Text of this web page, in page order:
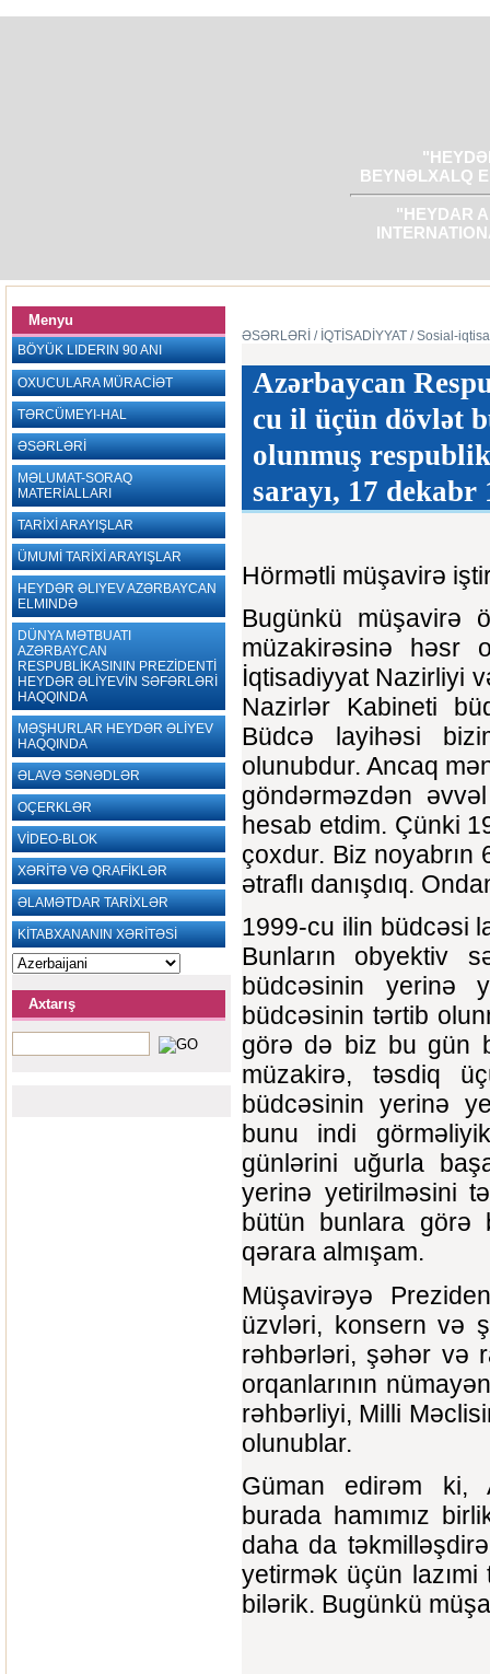
BEYNƏLXALQ
"HEYDAR
Menyu
BÖYÜK LIDERIN 90 ANI
OXUCULARA MÜRACİƏT
TƏRCÜMEYI-HAL
ƏSƏRLƏRİ
MƏLUMAT-SORAQ
MATERİALLARI
TARİXİ ARAYIŞLAR
ÜMUMİ TARİXİ ARAYIŞLAR
HEYDƏR ƏLIYEV AZƏRBAYCAN
ELMINDƏ
DÜNYA MƏTBUATI
AZƏRBAYCAN
RESPUBLİKASININ PREZİDENTİ
HEYDƏR ƏLİYEVİN SƏFƏRLƏRİ
HAQQINDA
MƏŞHURLAR HEYDƏR ƏLİYEV
HAQQINDA
ƏLAVƏ SƏNƏDLƏR
OÇERKLƏR
VİDEO-BLOK
XƏRİTƏ VƏ QRAFİKLƏR
ƏLAMƏTDAR TARİXLƏR
KİTABXANANIN XƏRİTƏSİ
Axtarış
ƏSƏRLƏRİ / İQTİSADİYYAT / Sosial-
Azərbaycan
cu il üçün dövlət
olunmuş
sarayı, 17 dekabr
Hörmətli müşavirə
Bugünkü müşavirə
müzakirəsinə həsr
İqtisadiyyat Nazirliyi
Nazirlər Kabineti
Büdcə layihəsi
olunubdur. Ancaq
göndərməzdən
hesab etdim. Çünki
çoxdur. Biz noyabrın
ətraflı danışdıq.
1999-cu ilin büdcəsi
Bunların obyektiv
büdcəsinin yerinə
büdcəsinin tərtib
görə də biz bu gün
müzakirə, təsdiq
büdcəsinin yerinə
bunu indi
günlərini uğurla
yerinə yetirilməsini
bütün bunlara görə
qərara almışam.
Müşavirəyə
üzvləri, konsern və
rəhbərləri, şəhər və
orqanlarının
rəhbərliyi, Milli
olunublar.
Güman edirəm ki,
burada hamımız
daha da
yetirmək üçün
bilərik. Bugünkü